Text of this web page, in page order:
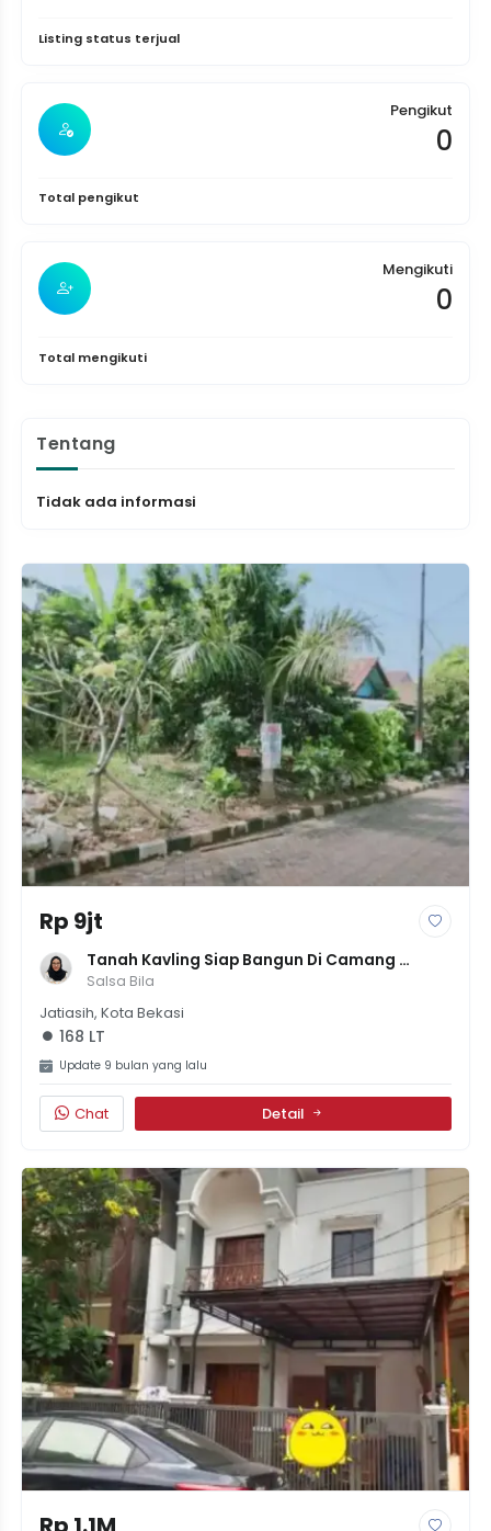
Listing status terjual
Pengikut
0
Total pengikut
Mengikuti
0
Total mengikuti
Tentang
Tidak ada informasi
Rp 9jt
Tanah Kavling Siap Bangun Di Camang
Jatibening, Luas 175m², Harga Rp 9
Salsa Bila
Jatiasih, Kota Bekasi
168 LT
Update 9 bulan yang lalu
Chat Detail